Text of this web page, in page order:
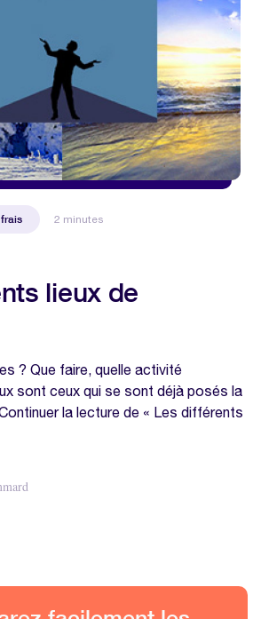
2 minutes
lieux de
? Que faire, quelle activité
sont ceux qui se sont déjà posés la
la lecture de « Les différents